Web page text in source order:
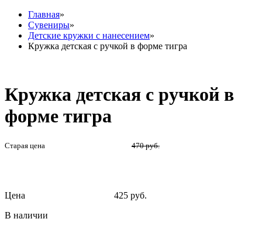
Главная»
Сувениры»
Детские кружки с нанесением»
Кружка детская с ручкой в форме тигра
Кружка детская с ручкой в
форме тигра
Старая цена 470 руб.
Цена
425 руб.
В наличии